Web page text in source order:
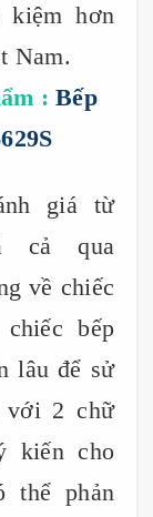
kiệm hơn
Nam.
: Bếp
giá từ
cả qua
về chiếc
bếp
lâu để sử
với 2 chữ
kiến cho
thể phản